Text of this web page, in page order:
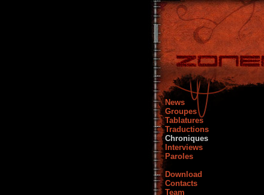
News
Groupes
Tablatures
Traductions
Chroniques
Interviews
Paroles
Download
Contacts
Team